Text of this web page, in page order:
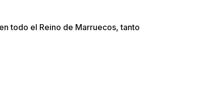
todo el Reino de Marruecos, tanto